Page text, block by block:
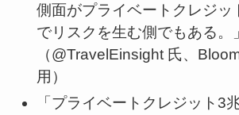
側面がプライベートクレジッ
でリスクを生む側でもある。」
（@TravelEinsight 氏、
用）
「プライベートクレジット3